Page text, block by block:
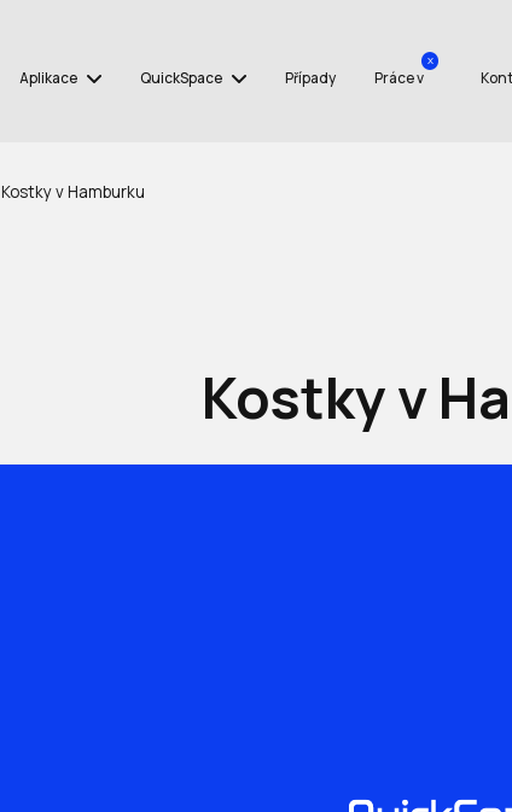
Aplikace QuickSpace Případy Práce v
x
Kostky v Hamburku
Kostky v